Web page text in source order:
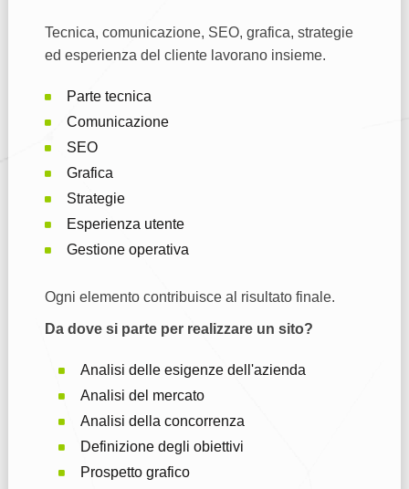
Tecnica, comunicazione, SEO, grafica, strategie
ed esperienza del cliente lavorano insieme.
Parte tecnica
Comunicazione
SEO
Grafica
Strategie
Esperienza utente
Gestione operativa
Ogni elemento contribuisce al risultato finale.
Da dove si parte per realizzare un sito?
Analisi delle esigenze dell'azienda
Analisi del mercato
Analisi della concorrenza
Definizione degli obiettivi
Prospetto grafico